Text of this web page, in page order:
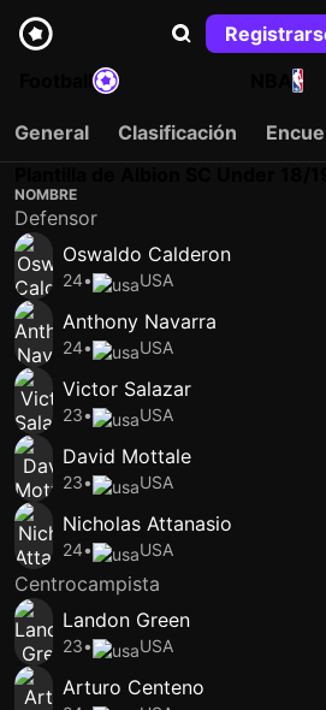
NBA
General Clasificación
NOMBRE
Defensor
Oswaldo Calderon
24• USA
Anthony Navarra
24• USA
Victor Salazar
23• USA
David Mottale
23• USA
Nicholas Attanasio
24• USA
Centrocampista
Landon Green
23• USA
Arturo Centeno